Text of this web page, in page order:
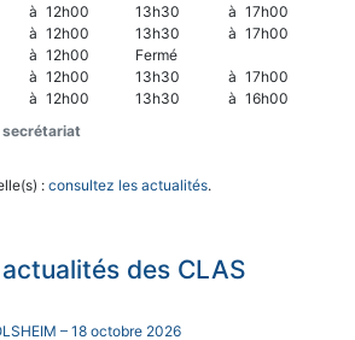
secrétariat
à 12h00 13h30 à 17h00
à 12h00 13h30 à 17h00
à 12h00
Fermé
à 12h00 13h30 à 17h00
à 12h00 13h30 à 16h00
: consultez les actualités.
des CLAS
– 18 octobre 2026